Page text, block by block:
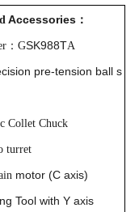
Accessories：
： GSK988TA
pre-tension ball s
Collet Chuck
turret
motor (C axis)
Tool with Y axis